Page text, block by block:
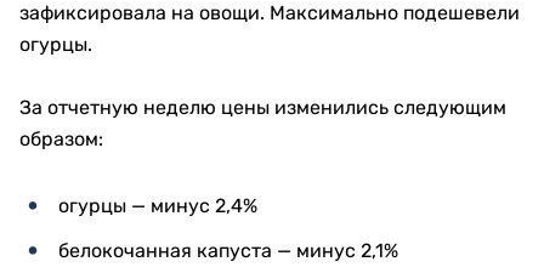
зафиксировала на овощи. Максимально подешевели
огурцы.
За отчетную неделю цены изменились следующим
образом:
огурцы — минус 2,4%
белокочанная капуста — минус 2,1%